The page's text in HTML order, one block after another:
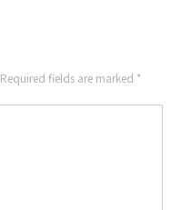
Required fields are marked *